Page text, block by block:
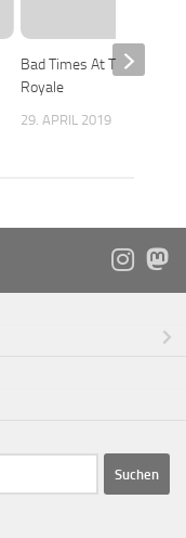
Bad Times At The El
Royale
29. APRIL 2019